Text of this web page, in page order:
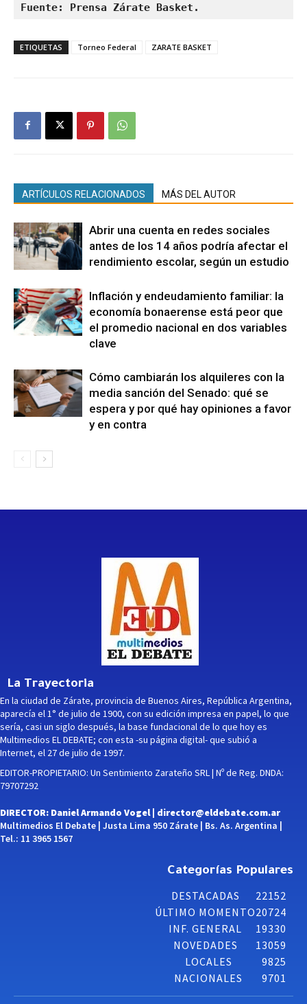
Fuente: Prensa Zárate Basket.
ETIQUETAS Torneo Federal ZARATE BASKET
ARTÍCULOS RELACIONADOS MÁS DEL AUTOR
Abrir una cuenta en redes sociales
antes de los 14 años podría afectar el
rendimiento escolar, según un estudio
Inflación y endeudamiento familiar: la
economía bonaerense está peor que
el promedio nacional en dos variables
clave
Cómo cambiarán los alquileres con la
media sanción del Senado: qué se
espera y por qué hay opiniones a favor
y en contra
La Trayectoria
En la ciudad de Zárate, provincia de Buenos Aires, República Argentina,
aparecía el 1° de julio de 1900, con su edición impresa en papel, lo que
sería, casi un siglo después, la base fundacional de lo que hoy es
Multimedios EL DEBATE; con esta -su página digital- que subió a
Internet, el 27 de julio de 1997.
EDITOR-PROPIETARIO: Un Sentimiento Zarateño SRL | Nº de Reg. DNDA:
79707292
DIRECTOR: Daniel Armando Vogel | director@eldebate.com.ar
Multimedios El Debate | Justa Lima 950 Zárate | Bs. As. Argentina |
Tel.: 11 3965 1567
Categorías Populares
DESTACADAS
22152
ÚLTIMO MOMENTO20724
INF. GENERAL
19330
NOVEDADES
13059
LOCALES
9825
NACIONALES
9701